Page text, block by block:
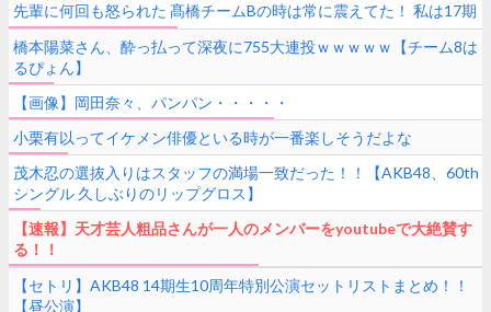
先輩に何回も怒られた 髙橋チームBの時は常に震えてた！ 私は17期
生には優しくする。」
橋本陽菜さん、酔っ払って深夜に755大連投ｗｗｗｗｗ【チーム8は
るぴょん】
【画像】岡田奈々、パンパン・・・・・
小栗有以ってイケメン俳優といる時が一番楽しそうだよな
茂木忍の選抜入りはスタッフの満場一致だった！！【AKB48、60th
シングル 久しぶりのリップグロス】
【速報】天才芸人粗品さんが一人のメンバーをyoutubeで大絶賛す
る！！
【セトリ】AKB48 14期生10周年特別公演セットリストまとめ！！
【昼公演】